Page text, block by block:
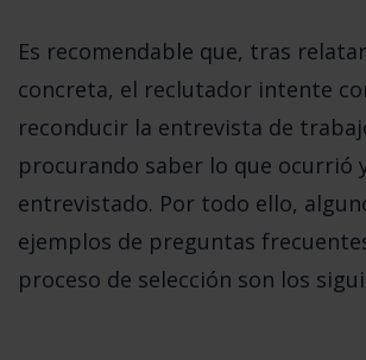
Es recomendable que, tras
concreta, el reclutador intente
reconducir la entrevista de
procurando saber lo que ocurrió
entrevistado. Por todo ello,
ejemplos de preguntas
proceso de selección son los